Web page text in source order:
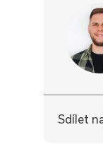
Sdílet